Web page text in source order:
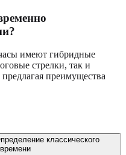
имеют гибридные
стрелки, так и
преимущества
классического